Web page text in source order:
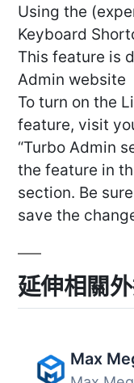
Using the
Keyboard
This feature is
Admin website
To turn on the
feature, visit
“Turbo Admin
the feature in
section. Be
save the
延伸相關
Max